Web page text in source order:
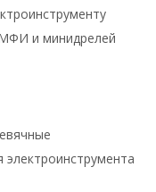
и минидрелей